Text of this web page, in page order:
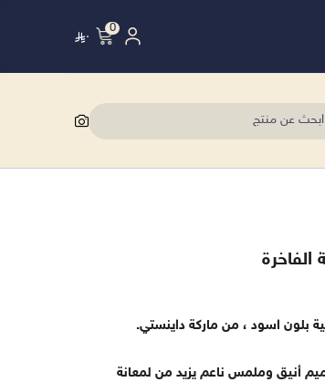
0 ٠
بلون اسود ، من ماركة داينستي.
أنيق وملمس ناعم يزيد من لمعانة